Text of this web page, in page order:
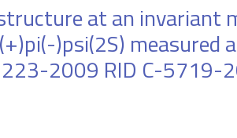
at an invariant
)psi(2S) measured
2009 RID C-5719-